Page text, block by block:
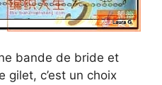
bande de bride et
gilet, c’est un choix